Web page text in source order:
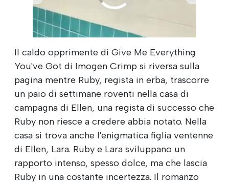
Il caldo opprimente di Give Me Everything
You've Got di Imogen Crimp si riversa sulla
pagina mentre Ruby, regista in erba, trascorre
un paio di settimane roventi nella casa di
campagna di Ellen, una regista di successo che
Ruby non riesce a credere abbia notato. Nella
casa si trova anche l'enigmatica figlia ventenne
di Ellen, Lara. Ruby e Lara sviluppano un
rapporto intenso, spesso dolce, ma che lascia
Ruby in una costante incertezza. Il romanzo